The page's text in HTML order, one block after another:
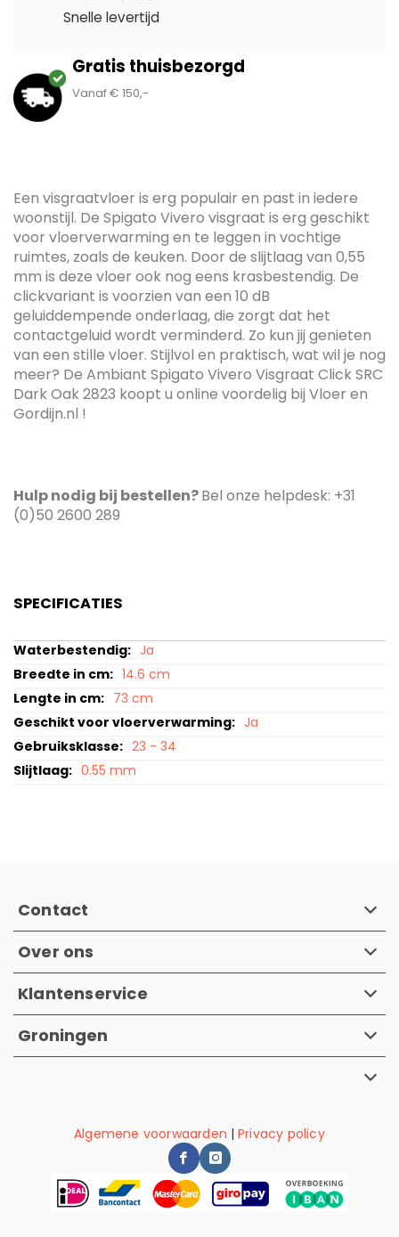
Snelle levertijd
Gratis thuisbezorgd
Vanaf € 150,-
Een visgraatvloer is erg populair en past in iedere
woonstijl. De Spigato Vivero visgraat is erg geschikt
voor vloerverwarming en te leggen in vochtige
ruimtes, zoals de keuken. Door de slijtlaag van 0,55
mm is deze vloer ook nog eens krasbestendig. De
clickvariant is voorzien van een 10 dB
geluiddempende onderlaag, die zorgt dat het
contactgeluid wordt verminderd. Zo kun jij genieten
van een stille vloer. Stijlvol en praktisch, wat wil je nog
meer? De Ambiant Spigato Vivero Visgraat Click SRC
Dark Oak 2823 koopt u online voordelig bij Vloer en
Gordijn.nl !
Hulp nodig bij bestellen?Bel onze helpdesk: +31
(0)50 2600 289
SPECIFICATIES
Specificaties
Ja
14.6 cm
73 cm
Ja
23 - 34
0.55 mm
Contact
Over ons
Klantenservice
Groningen
Algemene voorwaarden |Privacy policy